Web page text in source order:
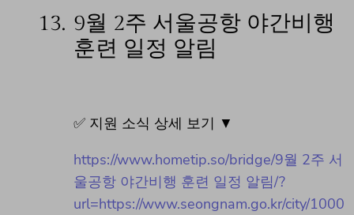
13. 9월 2주 서울공항 야간비행
훈련 일정 알림
✅ 지원 소식 상세 보기 ▼
https://www.hometip.so/bridge/9월 2주 서
울공항 야간비행 훈련 일정 알림/?
url=https://www.seongnam.go.kr/city/1000